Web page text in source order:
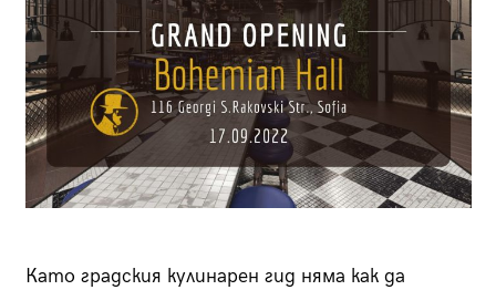
Като градския кулинарен гид няма как да